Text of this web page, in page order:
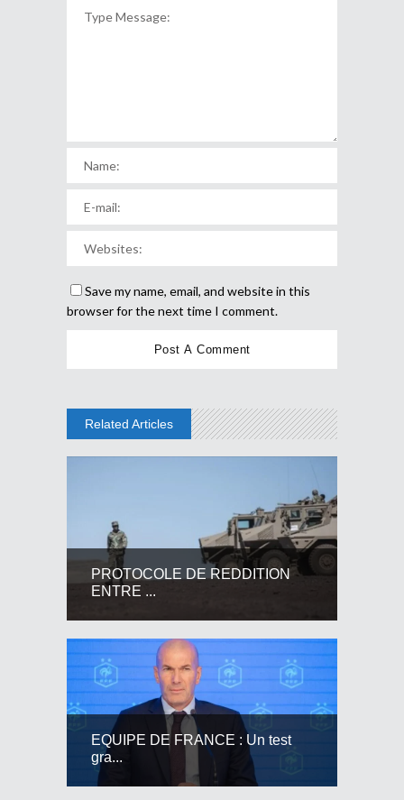
Save my name, email, and website in this
browser for the next time I comment.
Related Articles
PROTOCOLE DE REDDITION
ENTRE ...
EQUIPE DE FRANCE : Un test
gra...